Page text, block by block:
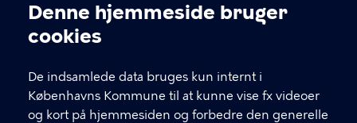
Cookieindstillinger
Denne hjemmeside bruger
cookies
De indsamlede data bruges kun internt i
Københavns Kommune til at kunne vise fx videoer
og kort på hjemmesiden og forbedre den generelle